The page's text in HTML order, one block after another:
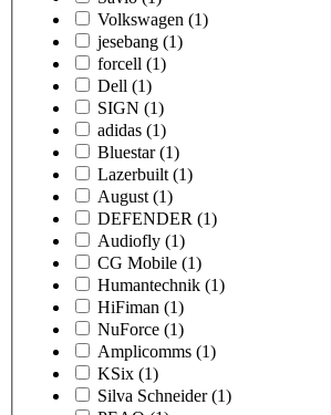
Volkswagen (1)
jesebang (1)
forcell (1)
Dell (1)
SIGN (1)
adidas (1)
Bluestar (1)
Lazerbuilt (1)
August (1)
DEFENDER (1)
Audiofly (1)
CG Mobile (1)
Humantechnik (1)
HiFiman (1)
NuForce (1)
Amplicomms (1)
KSix (1)
Silva Schneider (1)